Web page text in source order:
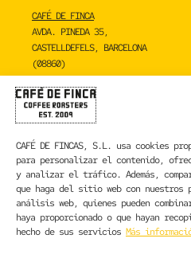
CAFÉ DE FINCAS, S.L. usa cookies
para personalizar el contenido,
y analizar el tráfico. Además,
que haga del sitio web con nuestros
análisis web, quienes pueden
haya proporcionado o que hayan
hecho de sus servicios Más
CAFÉ DE FINCA
AVDA. PINEDA 35,
CASTELLDEFELS, BARCELONA
(08860)
TOSTADERO
CAFÉ DE FINCA
CARRER DE LA MARE DE DÉU DE NÚRIA
SANT BOI DE LLOBREGAT, BARCELONA
(08830)
CONTACTA CON NOSOTROS